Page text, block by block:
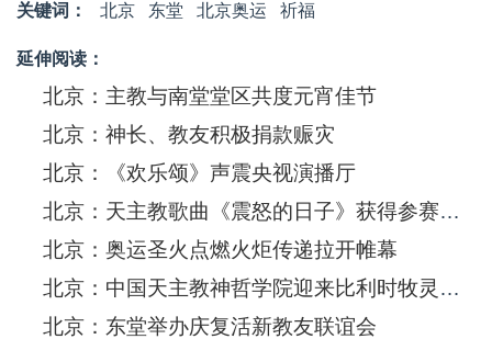
关键词： 北京 东堂 北京奥运 祈福
延伸阅读：
北京：主教与南堂堂区共度元宵佳节
北京：神长、教友积极捐款赈灾
北京：《欢乐颂》声震央视演播厅
北京：天主教歌曲《震怒的日子》获得参赛金奖
北京：奥运圣火点燃火炬传递拉开帷幕
北京：中国天主教神哲学院迎来比利时牧灵交流代表团一行
北京：东堂举办庆复活新教友联谊会